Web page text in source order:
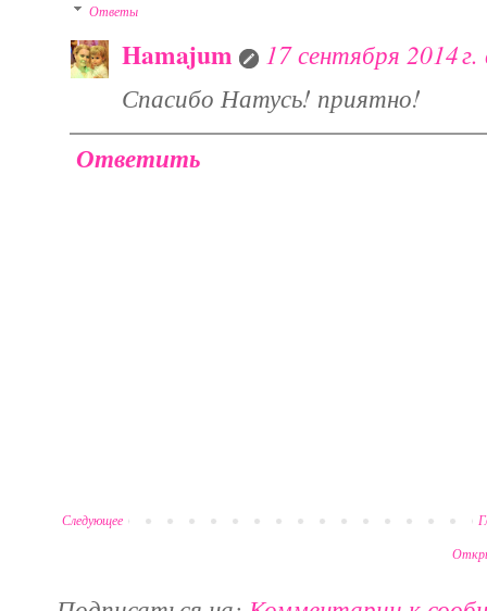
Ответы
Hamajum
17 сентября 2014
Спасибо Натусь! приятно!
Ответить
Следующее